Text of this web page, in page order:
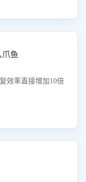
鱼
效率直接增加10倍